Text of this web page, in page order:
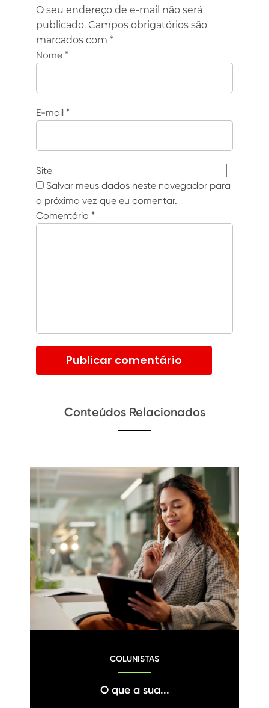
O seu endereço de e-mail não será
publicado. Campos obrigatórios são
marcados com *
Nome *
E-mail *
Site
Salvar meus dados neste navegador para
a próxima vez que eu comentar.
Comentário *
Conteúdos Relacionados
COLUNISTAS
O que a sua...